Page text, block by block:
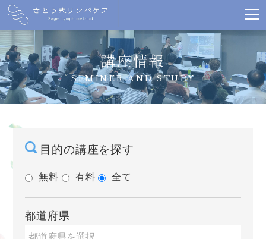
講座情報
SEMINER AND STUDY
目的の講座を探す
無料 有料 全て
都道府県